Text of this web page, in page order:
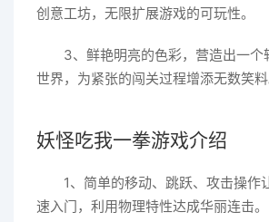
创意工坊，无限扩展游戏的可玩性。
3、鲜艳明亮的色彩，营造出一个
世界，为紧张的闯关过程增添无数笑料
妖怪吃我一拳游戏介绍
1、简单的移动、跳跃、攻击操作
速入门，利用物理特性达成华丽连击。